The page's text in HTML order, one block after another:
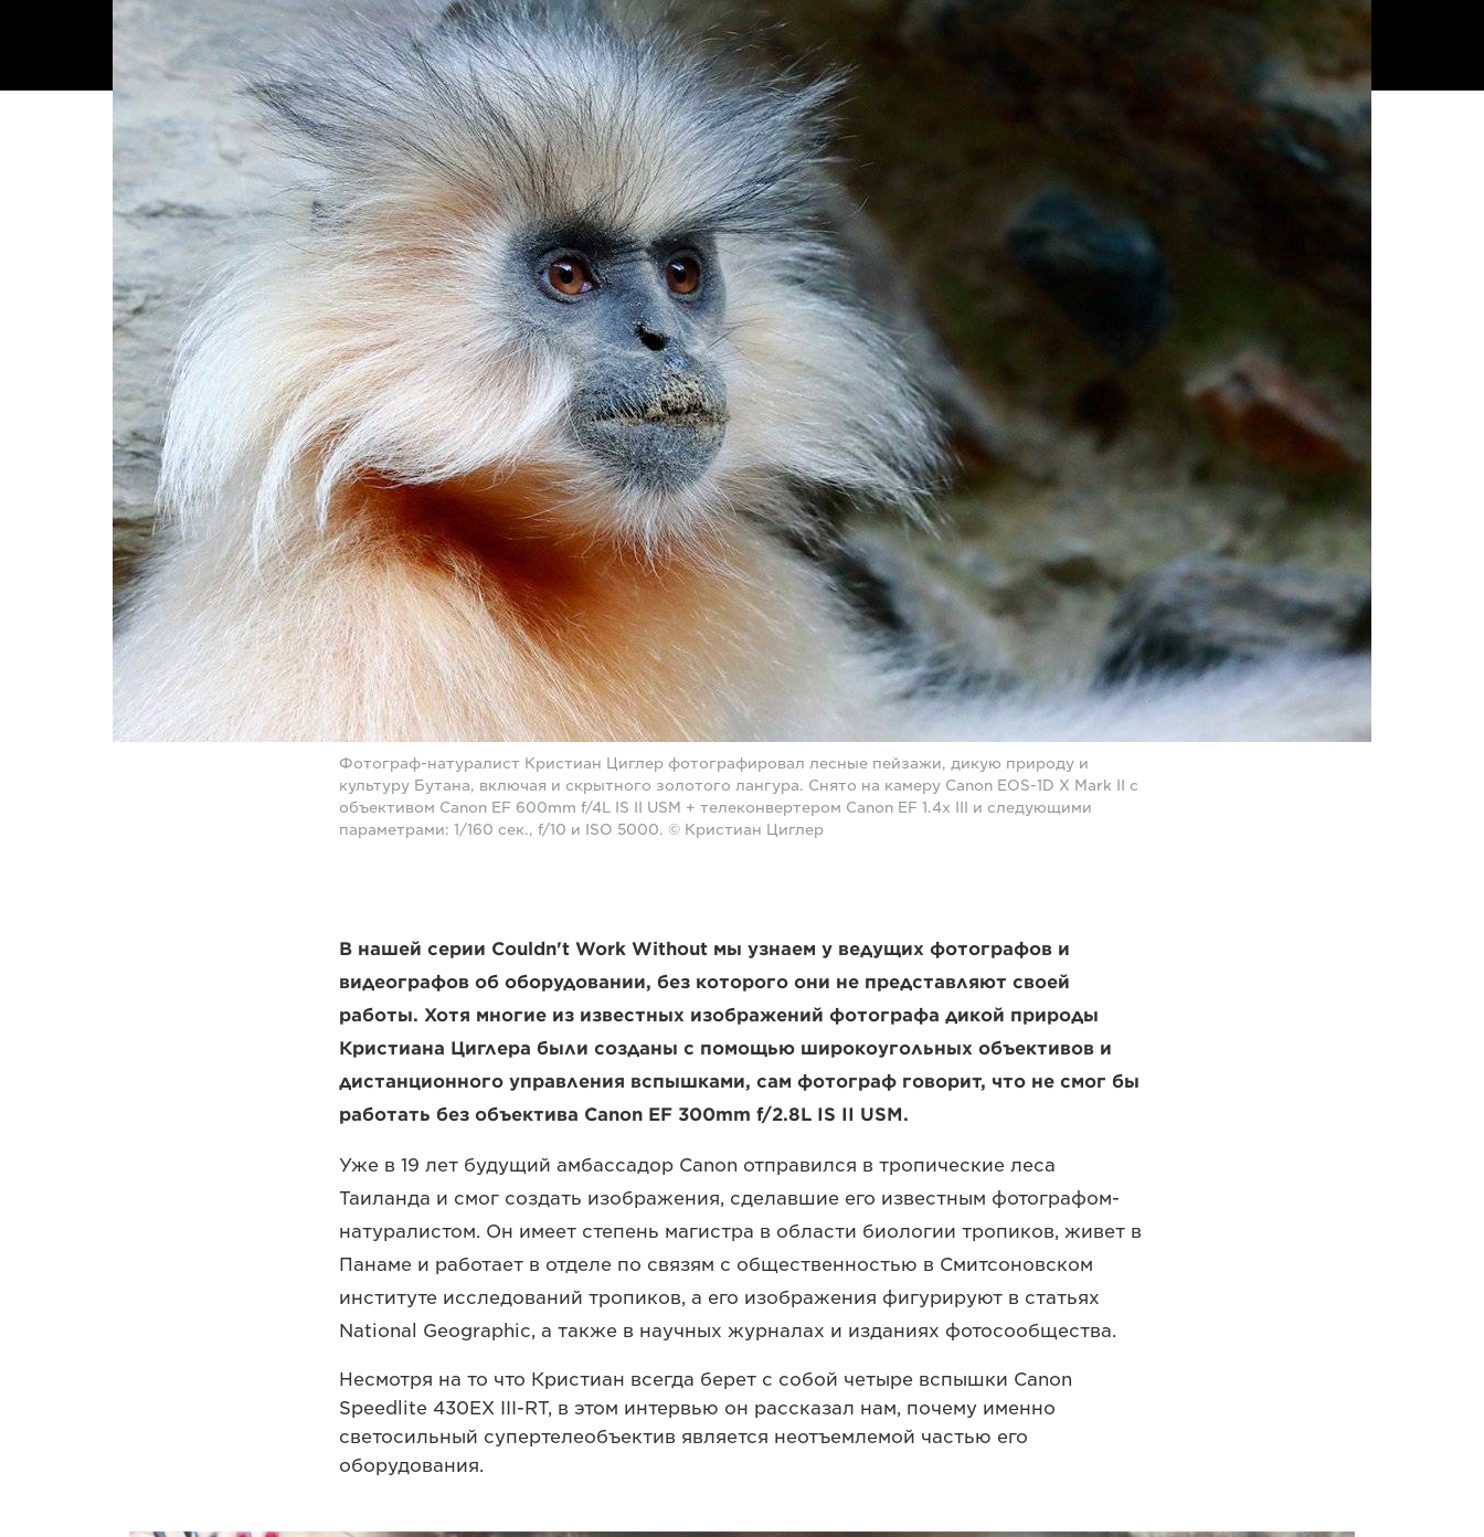
Фотограф-натуралист Кристиан Циглер фотографировал лесные пейзажи, дикую природу и
культуру Бутана, включая и скрытного золотого лангура. Снято на камеру Canon EOS-1D X Mark II с
объективом Canon EF 600mm f/4L IS II USM + телеконвертером Canon EF 1.4x III и следующими
параметрами: 1/160 сек., f/10 и ISO 5000. © Кристиан Циглер
В нашей серии Couldn't Work Without мы узнаем у ведущих фотографов и
видеографов об оборудовании, без которого они не представляют своей
работы. Хотя многие из известных изображений фотографа дикой природы
Кристиана Циглера были созданы с помощью широкоугольных объективов и
дистанционного управления вспышками, сам фотограф говорит, что не смог бы
работать без объектива Canon EF 300mm f/2.8L IS II USM.
Уже в 19 лет будущий амбассадор Canon отправился в тропические леса
Таиланда и смог создать изображения, сделавшие его известным фотографом-
натуралистом. Он имеет степень магистра в области биологии тропиков, живет в
Панаме и работает в отделе по связям с общественностью в Смитсоновском
институте исследований тропиков, а его изображения фигурируют в статьях
National Geographic, а также в научных журналах и изданиях фотосообщества.
Несмотря на то что Кристиан всегда берет с собой четыре вспышки Canon
Speedlite 430EX III-RT, в этом интервью он рассказал нам, почему именно
светосильный супертелеобъектив является неотъемлемой частью его
оборудования.